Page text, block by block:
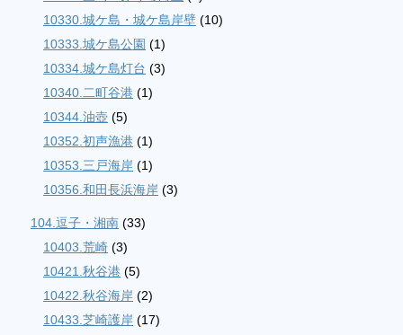
10330.城ケ島・城ケ島岸壁 (10)
10333.城ケ島公園 (1)
10334.城ケ島灯台 (3)
10340.二町谷港 (1)
10344.油壺 (5)
10352.初声漁港 (1)
10353.三戸海岸 (1)
10356.和田長浜海岸 (3)
104.逗子・湘南 (33)
10403.荒崎 (3)
10421.秋谷港 (5)
10422.秋谷海岸 (2)
10433.芝崎護岸 (17)